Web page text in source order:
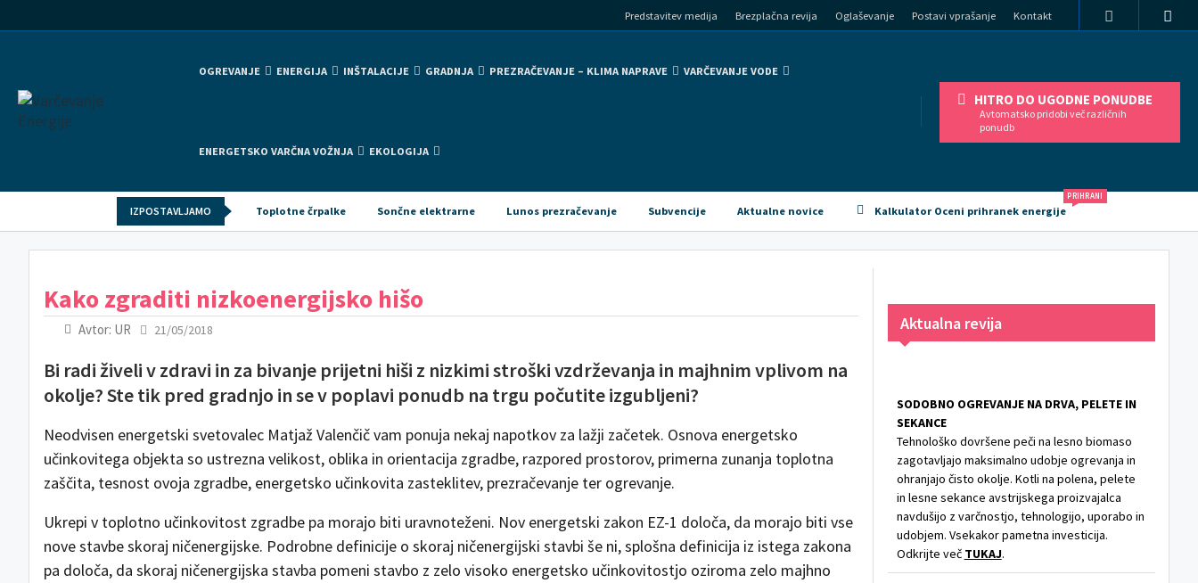
Predstavitev medija Brezplačna revija Oglaševanje Postavi vprašanje Kontakt
OGREVANJE ENERGIJA INŠTALACIJE GRADNJA PREZRAČEVANJE – KLIMA NAPRAVE VARČEVANJE VODE
ENERGETSKO VARČNA VOŽNJA EKOLOGIJA
HITRO DO UGODNE PONUDBE
Avtomatsko pridobi več različnih
ponudb
IZPOSTAVLJAMO Toplotne črpalke Sončne elektrarne Lunos prezračevanje Subvencije Aktualne novice Kalkulator Oceni prihranek energije
PRIHRANI
Kako zgraditi nizkoenergijsko hišo
Avtor: UR 21/05/2018
Bi radi živeli v zdravi in za bivanje prijetni hiši z nizkimi stroški vzdrževanja in majhnim vplivom na
okolje? Ste tik pred gradnjo in se v poplavi ponudb na trgu počutite izgubljeni?
Neodvisen energetski svetovalec Matjaž Valenčič vam ponuja nekaj napotkov za lažji začetek. Osnova energetsko
učinkovitega objekta so ustrezna velikost, oblika in orientacija zgradbe, razpored prostorov, primerna zunanja toplotna
zaščita, tesnost ovoja zgradbe, energetsko učinkovita zasteklitev, prezračevanje ter ogrevanje.
Ukrepi v toplotno učinkovitost zgradbe pa morajo biti uravnoteženi. Nov energetski zakon EZ-1 določa, da morajo biti vse
nove stavbe skoraj ničenergijske. Podrobne definicije o skoraj ničenergijski stavbi še ni, splošna definicija iz istega zakona
pa določa, da skoraj ničenergijska stavba pomeni stavbo z zelo visoko energetsko učinkovitostjo oziroma zelo majhno
Aktualna revija
SODOBNO OGREVANJE NA DRVA, PELETE IN
SEKANCE
Tehnološko dovršene peči na lesno biomaso
zagotavljajo maksimalno udobje ogrevanja in
ohranjajo čisto okolje. Kotli na polena, pelete
in lesne sekance avstrijskega proizvajalca
navdušijo z varčnostjo, tehnologijo, uporabo in
udobjem. Vsekakor pametna investicija.
Odkrijte več TUKAJ.